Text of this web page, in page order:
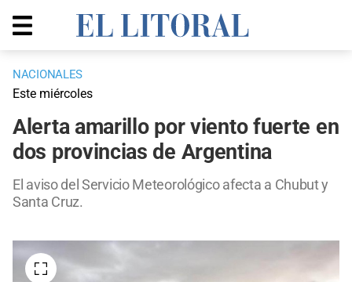
NACIONALES
Este miércoles
Alerta amarillo por viento fuerte en
dos provincias de Argentina
El aviso del Servicio Meteorológico afecta a Chubut y
Santa Cruz.